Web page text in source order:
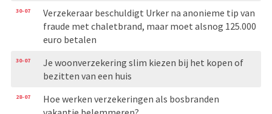
30-07
Verzekeraar beschuldigt Urker na anonieme tip van
fraude met chaletbrand, maar moet alsnog 125.000
euro betalen
30-07
Je woonverzekering slim kiezen bij het kopen of
bezitten van een huis
28-07
Hoe werken verzekeringen als bosbranden